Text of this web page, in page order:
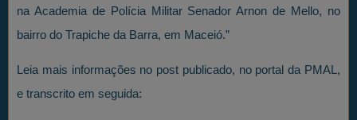
na Academia de Polícia Militar Senador Arnon de Mello, no
bairro do Trapiche da Barra, em Maceió.”
Leia mais informações no post publicado, no portal da PMAL,
e transcrito em seguida: